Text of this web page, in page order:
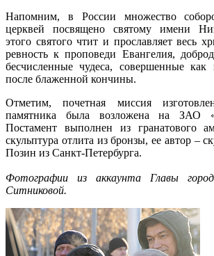
Напомним, в России множество
церквей посвящено святому имени
этого святого чтит и прославляет весь
ревность к проповеди Евангелия,
бесчисленные чудеса, совершенные
после блаженной кончины.
Отметим, почетная миссия
памятника была возложена на ЗАО
Постамент выполнен из гранатового
скульптура отлита из бронзы, ее автор –
Позин из Санкт-Петербурга.
Фотографии из аккаунта Главы
Ситниковой.